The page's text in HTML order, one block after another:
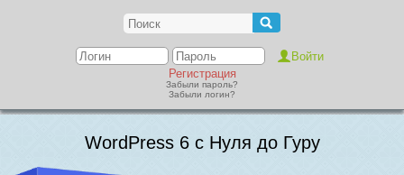
Регистрация
Забыли пароль?
Забыли логин?
WordPress 6 с Нуля до Гуру